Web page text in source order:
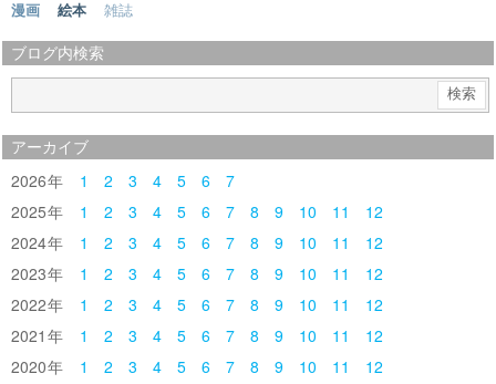
漫画
絵本 雑誌
ブログ内検索
アーカイブ
2026 1 2 3 4 5 6
7
2025
1 2 3 4 5 6 7 8 9 10 11
12
2024
1 2 3 4 5 6 7 8 9 10 11
12
2023
1 2 3 4 5 6 7 8 9 10 11
12
2022
1 2 3 4 5 6 7 8 9 10 11
12
2021
1 2 3 4 5 6 7 8 9 10 11
12
2020
1 2 3 4 5 6 7 8 9 10 11
12